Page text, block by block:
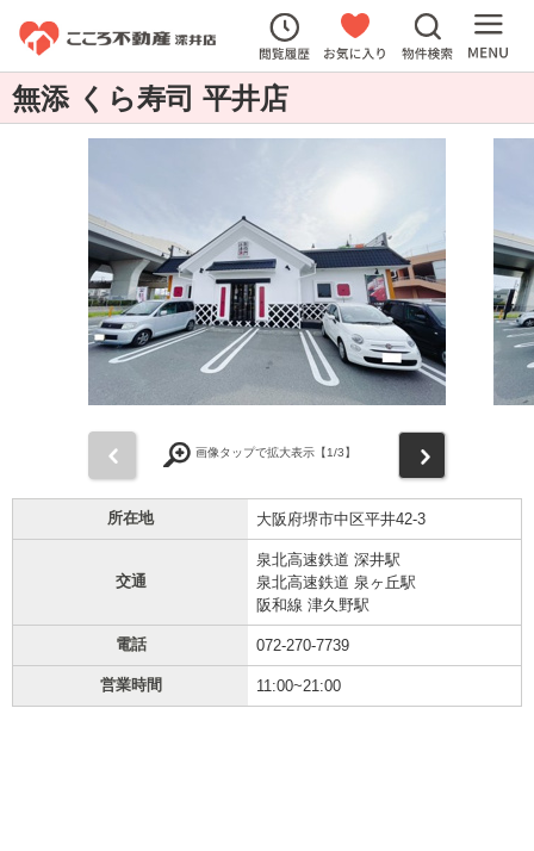
無添 くら寿司 平井店
画像タップで拡大表示【1/3】
所在地 大阪府堺市中区平井42-3
交通
泉北高速鉄道 深井駅
泉北高速鉄道 泉ヶ丘駅
阪和線 津久野駅
電話 072-270-7739
営業時間 11:00~21:00